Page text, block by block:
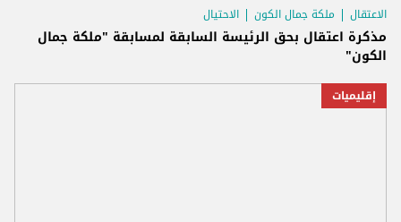
الاعتقال ملكة جمال الكون الاحتيال
مذكرة اعتقال بحق الرئيسة السابقة لمسابقة "ملكة جمال
الكون"
إقليميات